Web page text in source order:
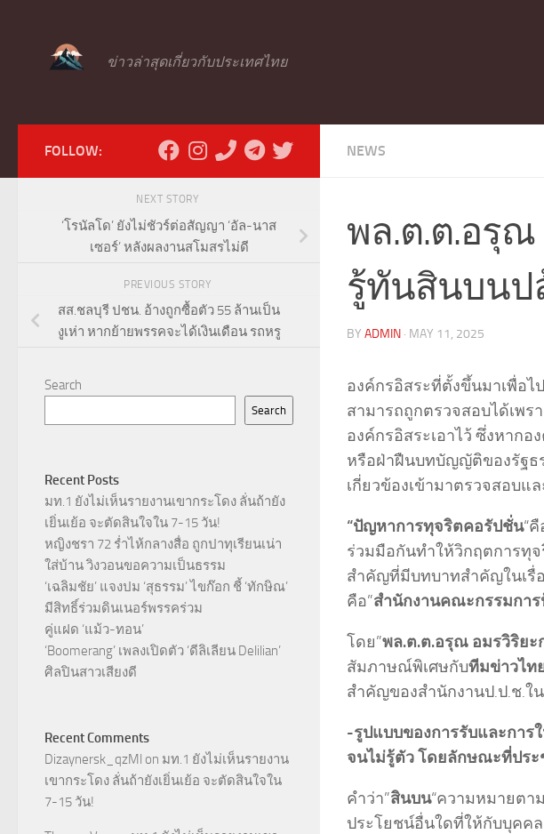
ข่าวล่าสุดเกี่ยวกับประเทศไทย
NEWS
พล.ต.ต.อรุณ
รู้ทันสินบนป
BY ADMIN · MAY 11, 2025
องค์กรอิสระที่ตั้งขึ้นมาเพื่อ
สามารถถูกตรวจสอบได้เพ
องค์กรอิสระเอาไว้ ซึ่งหาก
หรือฝ่าฝืนบทบัญญัติของรัฐธ
เกี่ยวข้องเข้ามาตรวจสอบ
“ปัญหาการทุจริตคอรัปชั่น“
ร่วมมือกันทำให้วิกฤตการทุ
สำคัญที่มีบทบาทสำคัญในเรื่
คือ”สำนักงานคณะกรรมการ
โดย”พล.ต.ต.อรุณ อมรวิริยะ
สัมภาษณ์พิเศษกับทีมข่าวไท
สำคัญของสำนักงานป.ป.ช.ใ
-รูปแบบของการรับและการ
จนไม่รู้ตัว โดยลักษณะที่ประ
คำว่า”สินบน“ความหมายตา
ประโยชน์อื่นใดที่ให้กับบุคค
FOLLOW:
NEXT STORY
‘โรนัลโด’ ยังไม่ชัวร์ต่อสัญญา ‘อัล-นาส
เซอร์’ หลังผลงานสโมสรไม่ดี
PREVIOUS STORY
สส.ชลบุรี ปชน. อ้างถูกซื้อตัว 55 ล้านเป็น
งูเห่า หากย้ายพรรคจะได้เงินเดือน รถหรู
Search
Search
Recent Posts
มท.1 ยังไม่เห็นรายงานเขากระโดง ลั่นถ้ายัง
เยิ่นเย้อ จะตัดสินใจใน 7-15 วัน!
หญิงชรา 72 ร่ำไห้กลางสื่อ ถูกปาทุเรียนเน่า
ใส่บ้าน วิงวอนขอความเป็นธรรม
‘เฉลิมชัย’ แจงปม ‘สุธรรม’ ไขก๊อก ชี้ ‘ทักษิณ’
มีสิทธิ์ร่วมดินเนอร์พรรคร่วม
คู่แฝด ‘แม้ว-ทอน’
‘Boomerang’ เพลงเปิดตัว ‘ดีลิเลียน Delilian’
ศิลปินสาวเสียงดี
Recent Comments
Dizaynersk_qzMl on มท.1 ยังไม่เห็นรายงาน
เขากระโดง ลั่นถ้ายังเยิ่นเย้อ จะตัดสินใจใน
7-15 วัน!